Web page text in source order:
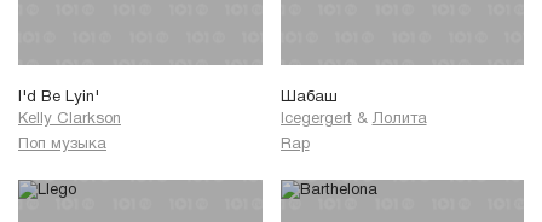
I'd Be Lyin'
Kelly Clarkson
Поп музыка
Шабаш
Icegergert & Лолита
Rap